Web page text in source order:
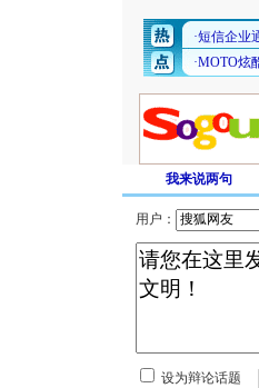
我来说两句
用户：
设为辩论话题